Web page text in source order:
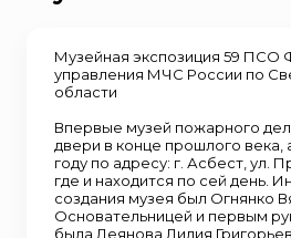
Музейная экспозиция 59 ПСО
управления МЧС России по
области
Впервые музей пожарного
двери в конце прошлого века,
году по адресу: г. Асбест, ул.
где и находится по сей день.
создания музея был Огнянко
Основательницей и первым
была Деянова Лилия